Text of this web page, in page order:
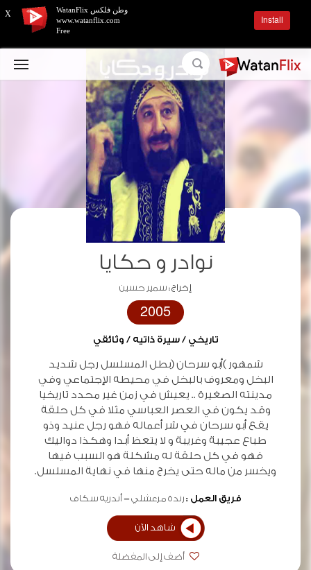
نوادر و حكايا
إخراج :سمير حسين
2005
تاريخي / سيرة ذاتيه / وثائقي
شمهور )أبو سرحان (بطل المسلسل رجل شديد
البخل ومعروف بالبخل في محيطه الإجتماعي وفي
مدينته الصغيرة .. يعيش في زمن غير محدد تاريخيا
وقد يكون في العصر العباسي مثلا في كل حلقة
يقع أبو سرحان في شر أعماله فهو رجل عنيد وذو
طباع عجيبة وغريبة و لا يتعظ أبدا وهكذا دواليك
فهو في كل حلقة له مشكلة هو السبب فيها
ويخسر من ماله حتى يخرج منها في نهاية المسلسل.
فريق العمل :رندة مرعشلي أندريه سكاف
شاهد الآن
أضف إلى المفضلة
X
وطن فلكس WatanFlix
www.watanflix.com
Free
Install